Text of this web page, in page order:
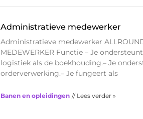
Administratieve medewerker
Administratieve medewerker
MEDEWERKER Functie – Je
logistiek als de boekhouding.– Je
orderverwerking.– Je fungeert als
Banen en opleidingen // Lees verder »